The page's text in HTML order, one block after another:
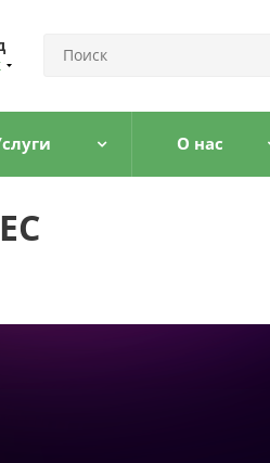
О нас